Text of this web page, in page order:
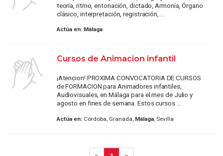
teoría, ritmo, entonación, dictado, Armonía, Órgano
clásico, interpretación, registración, ...
Actúa en: Málaga
Cursos de Animacion infantil
¡Atencion! PROXIMA CONVOCATORIA DE CURSOS
de FORMACION para Animadores infantiles,
Audiovisuales, en Málaga para el mes de Julio y
agosto en fines de semana. Estos cursos ...
Actúa en:Córdoba, Granada, Málaga, Sevilla